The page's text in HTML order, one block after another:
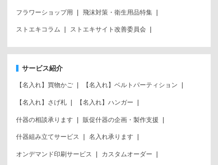
フラワーショップ用 飛沫対策・衛生用品特集
ストエキコラム ストエキサイト改善委員会
サービス紹介
【名入れ】買物かご 【名入れ】ベルトパーティション
【名入れ】さげ札 【名入れ】ハンガー
什器の相談承ります 販促什器の企画・製作支援
什器組み立てサービス 名入れ承ります
オンデマンド印刷サービス カスタムオーダー